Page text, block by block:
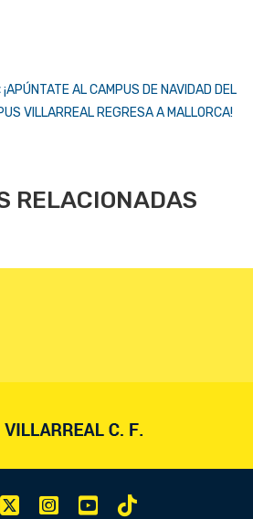
¡APÚNTATE AL CAMPUS DE NAVIDAD DEL
VILLARREAL REGRESA A MALLORCA!
RELACIONADAS